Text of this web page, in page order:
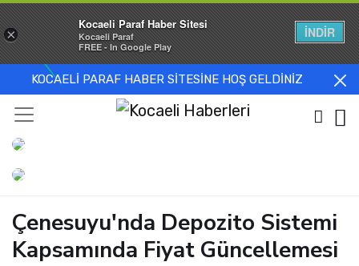
KOCAELİ PARAF HABER SİTESİNE HOŞ GELDİNİZ
Çenesuyu'nda Depozito Sistemi
Kapsamında Fiyat Güncellemesi
×
Kocaeli Paraf Haber Sitesi
Kocaeli Paraf
FREE - In Google Play
İNDİR